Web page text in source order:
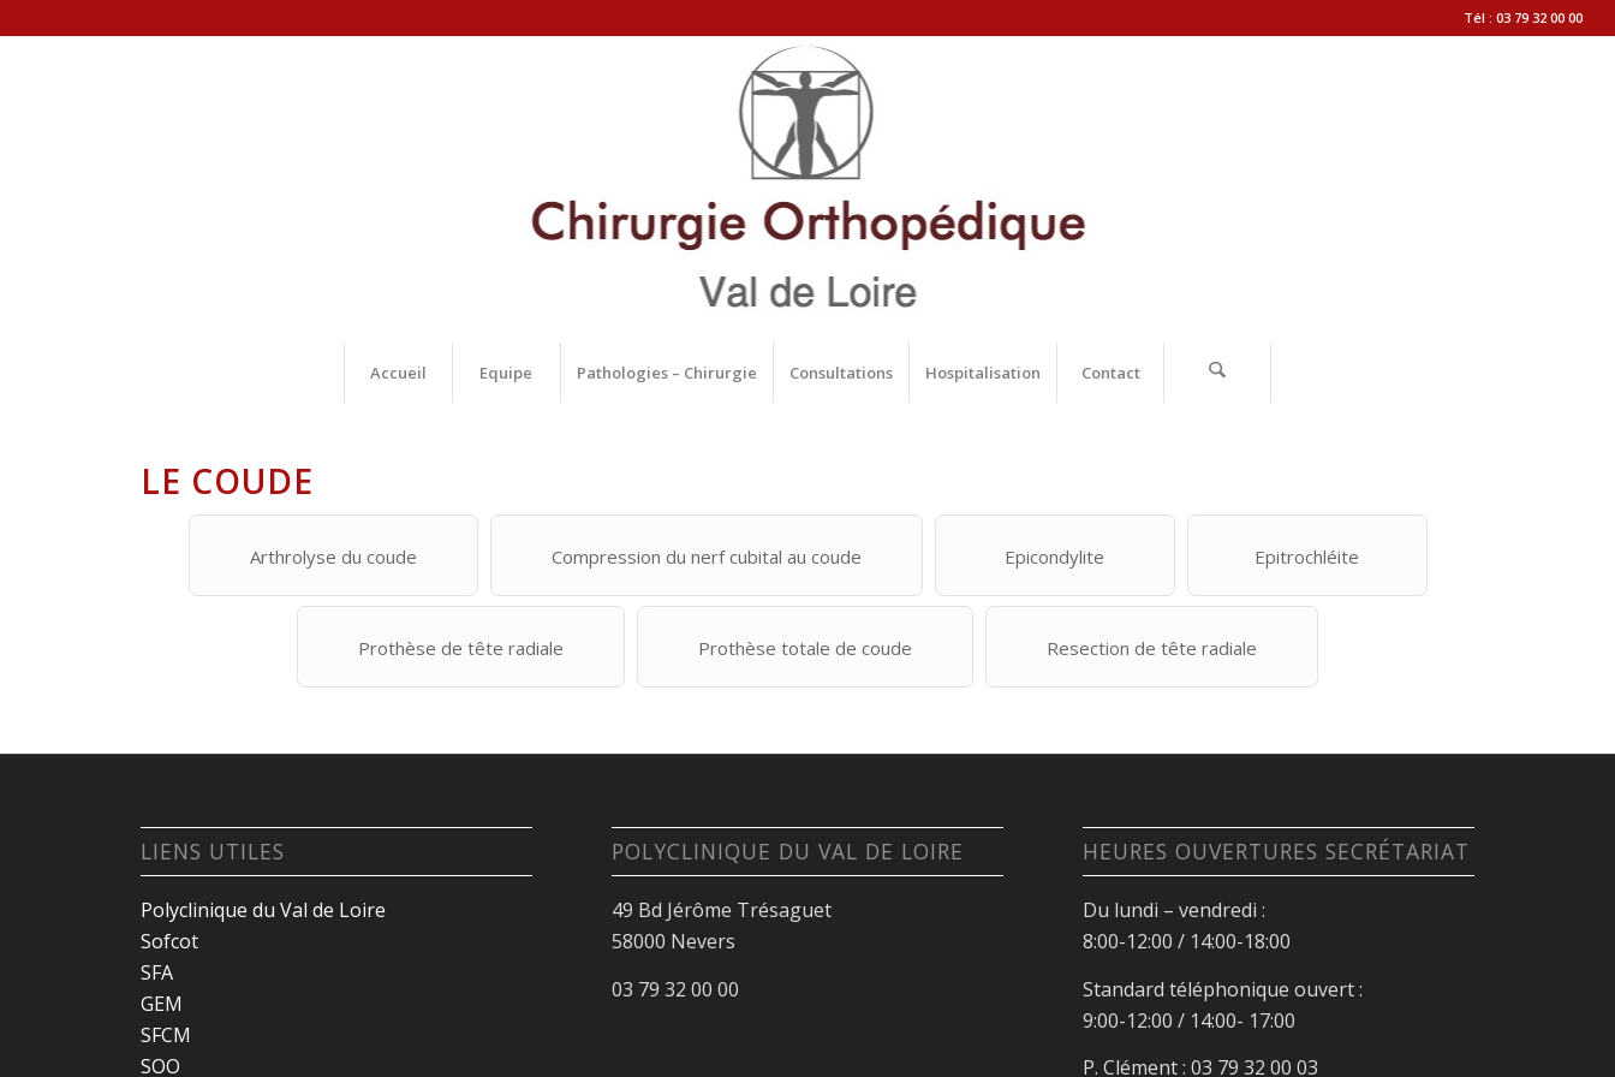
Tél : 03 79 32 00 00
Accueil Equipe Pathologies – Chirurgie Consultations Hospitalisation Contact
LE COUDE
Arthrolyse du coude Compression du nerf cubital au coude Epicondylite Epitrochléite
Prothèse de tête radiale Prothèse totale de coude Resection de tête radiale
LIENS UTILES
Polyclinique du Val de Loire
Sofcot
SFA
GEM
SFCM
SOO
POLYCLINIQUE DU VAL DE LOIRE
49 Bd Jérôme Trésaguet
58000 Nevers
03 79 32 00 00
HEURES OUVERTURES SECRÉTARIAT
Du lundi – vendredi :
8:00-12:00 / 14:00-18:00
Standard téléphonique ouvert :
9:00-12:00 / 14:00- 17:00
P. Clément : 03 79 32 00 03